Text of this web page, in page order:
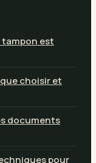
tampon est
choisir et
documents
pour